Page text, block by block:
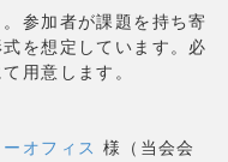
参加者が課題を持ち寄
を想定しています。必
用意します。
オフィス 様（当会会